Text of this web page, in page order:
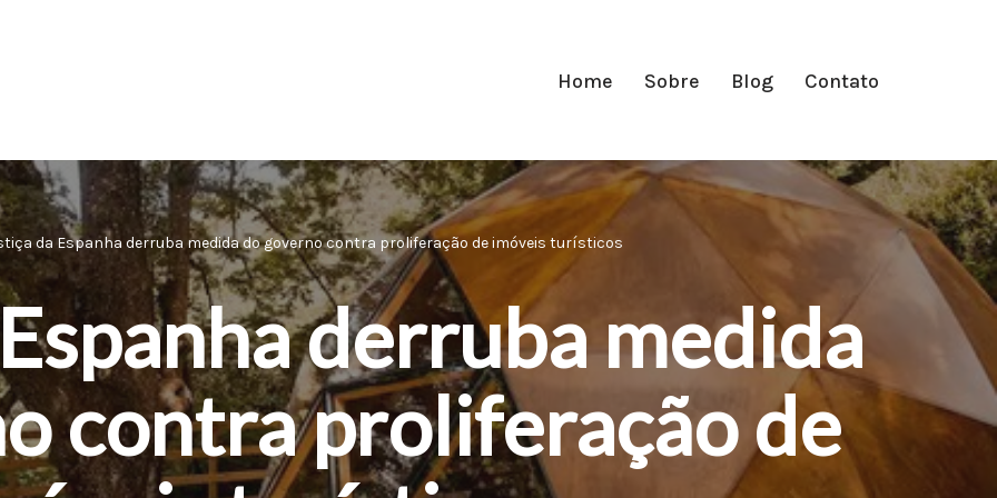
Home Sobre Blog Contato
da Espanha derruba medida do governo contra proliferação de imóveis turísticos
derruba medida
contra proliferação de